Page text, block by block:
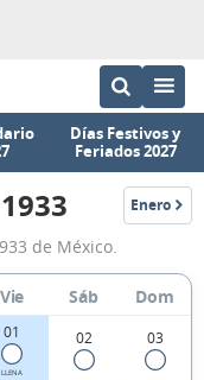
Días Festivos y
Feriados 2027
Enero
1934
de México.
Vie Sáb Dom
01
LLENA
02 03